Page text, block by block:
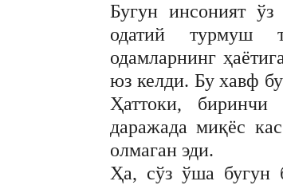
Бугун инсоният
одатий турмуш
одамларнинг
юз келди. Бу хавф
Ҳаттоки,
даражада миқёс
олмаган эди.
Ҳа, сўз ўша бугун